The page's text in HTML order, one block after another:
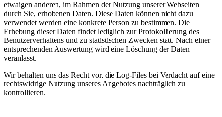
etwaigen anderen, im Rahmen der Nutzung unserer Webseiten
durch Sie, erhobenen Daten. Diese Daten können nicht dazu
verwendet werden eine konkrete Person zu bestimmen. Die
Erhebung dieser Daten findet lediglich zur Protokollierung des
Benutzerverhaltens und zu statistischen Zwecken statt. Nach einer
entsprechenden Auswertung wird eine Löschung der Daten
veranlasst.
Wir behalten uns das Recht vor, die Log-Files bei Verdacht auf eine
rechtswidrige Nutzung unseres Angebotes nachträglich zu
kontrollieren.